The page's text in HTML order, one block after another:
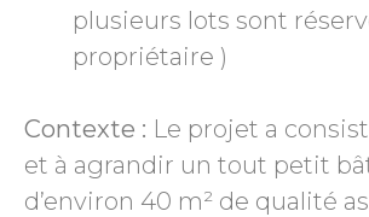
plusieurs lots sont
propriétaire )
Contexte : Le projet a
et à agrandir un tout petit
d’environ 40 m² de qualité